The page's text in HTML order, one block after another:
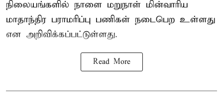
நிலையங்களில் நாளை மறுநாள் மின்வாரிய
மாதாந்திர பராமரிப்பு பணிகள் நடைபெற உள்ளது
என அறிவிக்கப்பட்டுள்ளது.
Read More